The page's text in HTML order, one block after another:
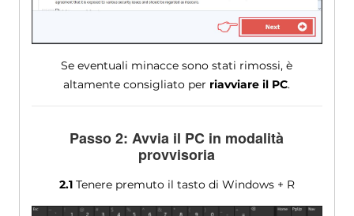
Se eventuali minacce sono stati rimossi, è
altamente consigliato per riavviare il PC.
Passo 2: Avvia il PC in modalità
provvisoria
2.1Tenere premuto il tasto di Windows + R